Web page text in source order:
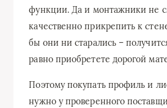
функции. Да и монтажники не
качественно прикрепить к
бы они ни старались –
равно приобретете дорогой
Поэтому покупать профиль и
нужно у проверенного